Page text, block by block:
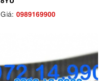
Giá: 0989169900